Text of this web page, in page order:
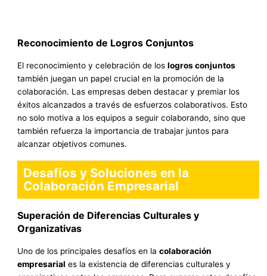
Reconocimiento de Logros Conjuntos
El reconocimiento y celebración de loslogros conjuntos
también juegan un papel crucial en la promoción de la
colaboración. Las empresas deben destacar y premiar los
éxitos alcanzados a través de esfuerzos colaborativos. Esto
no solo motiva a los equipos a seguir colaborando, sino que
también refuerza la importancia de trabajar juntos para
alcanzar objetivos comunes.
Desafíos y Soluciones en la
Colaboración Empresarial
Superación de Diferencias Culturales y
Organizativas
Uno de los principales desafíos en lacolaboración
empresarial es la existencia de diferencias culturales y